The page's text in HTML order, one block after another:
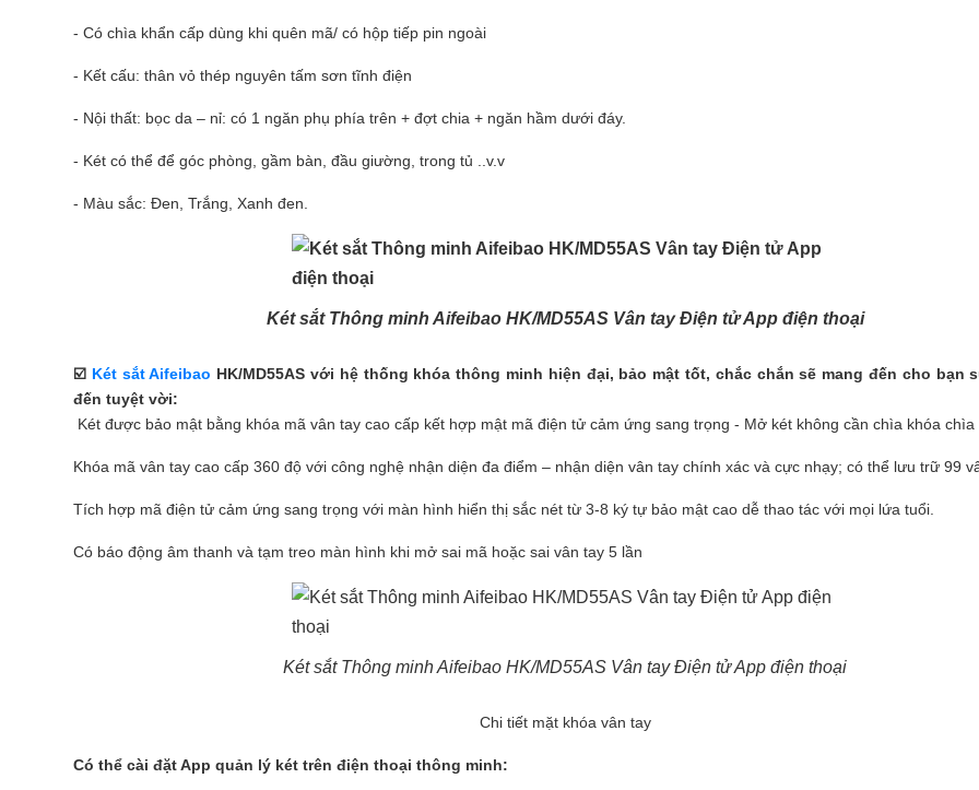
- Có chìa khẩn cấp dùng khi quên mã/ có hộp tiếp pin ngoài
- Kết cấu: thân vỏ thép nguyên tấm sơn tĩnh điện
- Nội thất: bọc da – nỉ: có 1 ngăn phụ phía trên + đợt chia + ngăn hầm dưới đáy.
- Két có thể để góc phòng, gầm bàn, đầu giường, trong tủ ..v.v
- Màu sắc: Đen, Trắng, Xanh đen.
Két sắt Thông minh Aifeibao HK/MD55AS Vân tay Điện tử App điện thoại
☑️ Két sắt Aifeibao HK/MD55AS với hệ thống khóa thông minh hiện đại, bảo mật tốt, chắc chắn sẽ mang đến cho bạn
đến tuyệt vời:
Két được bảo mật bằng khóa mã vân tay cao cấp kết hợp mật mã điện tử cảm ứng sang trọng - Mở két không cần chìa khóa chìa
Khóa mã vân tay cao cấp 360 độ với công nghệ nhận diện đa điểm – nhận diện vân tay chính xác và cực nhạy; có thể lưu trữ 99
Tích hợp mã điện tử cảm ứng sang trọng với màn hình hiển thị sắc nét từ 3-8 ký tự bảo mật cao dễ thao tác với mọi lứa tuổi.
Có báo động âm thanh và tạm treo màn hình khi mở sai mã hoặc sai vân tay 5 lần
Két sắt Thông minh Aifeibao HK/MD55AS Vân tay Điện tử App điện thoại
Chi tiết mặt khóa vân tay
Có thể cài đặt App quản lý két trên điện thoại thông minh: